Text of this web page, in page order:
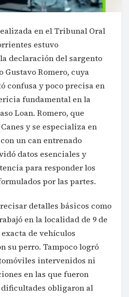
en el Tribunal Oral
estuvo
declaración del sargento
Gustavo Romero, cuya
confusa y poco precisa en
fundamental en la
Loan. Romero, que
y se especializa en
un can entrenado
datos esenciales y
para responder los
por las partes.
detalles básicos como
en la localidad de 9 de
de vehículos
su perro. Tampoco logró
intervenidos ni
en las que fueron
dificultades obligaron al